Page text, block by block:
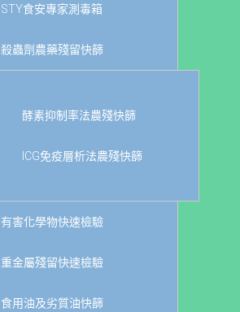
STY食安專家測毒箱
殺蟲劑農藥殘留快篩
酵素抑制率法農殘快篩
ICG免疫層析法農殘快篩
有害化學物快速檢驗
重金屬殘留快速檢驗
食用油及劣質油快篩